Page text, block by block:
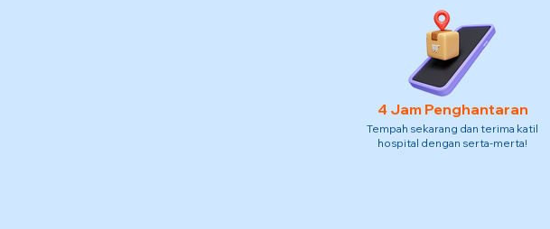
4 Jam Penghantaran
Tempah sekarang dan terima katil
hospital dengan serta-merta!